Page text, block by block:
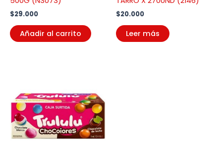
$29.000
Añadir al carrito
$20.000
Leer más